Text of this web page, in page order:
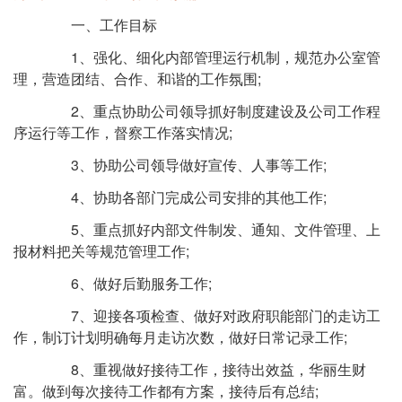
一、工作目标
1、强化、细化内部管理运行机制，规范办公室管
理，营造团结、合作、和谐的工作氛围;
2、重点协助公司领导抓好制度建设及公司工作程
序运行等工作，督察工作落实情况;
3、协助公司领导做好宣传、人事等工作;
4、协助各部门完成公司安排的其他工作;
5、重点抓好内部文件制发、通知、文件管理、上
报材料把关等规范管理工作;
6、做好后勤服务工作;
7、迎接各项检查、做好对政府职能部门的走访工
作，制订计划明确每月走访次数，做好日常记录工作;
8、重视做好接待工作，接待出效益，华丽生财
富。做到每次接待工作都有方案，接待后有总结;